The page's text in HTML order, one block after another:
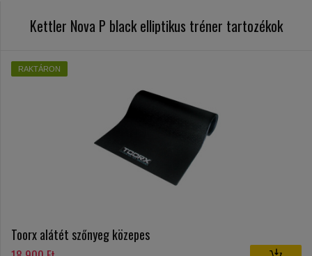
Kettler Nova P black elliptikus tréner tartozékok
RAKTÁRON
Toorx alátét szőnyeg közepes